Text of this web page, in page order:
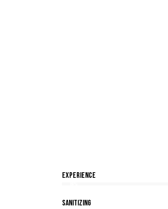
Experience
Sanitizing